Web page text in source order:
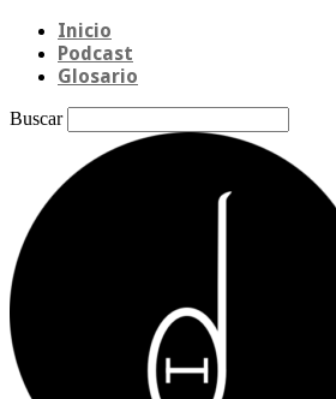
Inicio
Podcast
Glosario
Buscar